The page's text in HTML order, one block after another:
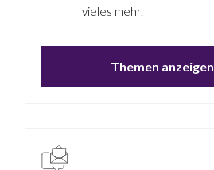
vieles mehr.
Themen anzeigen